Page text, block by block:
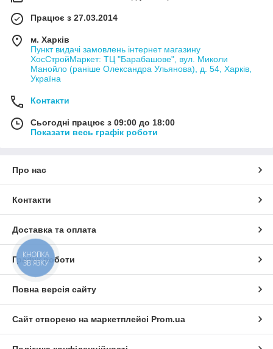
Працює з 27.03.2014
м. Харків
Пункт видачі замовлень інтернет магазину
ХосСтройМаркет: ТЦ "Барабашове", вул. Миколи
Манойло (раніше Олександра Ульянова), д. 54, Харків,
Україна
Контакти
Сьогодні працює з 09:00 до 18:00
Показати весь графік роботи
Про нас
Контакти
Доставка та оплата
Графік роботи
Повна версія сайту
Сайт створено на маркетплейсі Prom.ua
КНОПКА
ЗВ'ЯЗКУ